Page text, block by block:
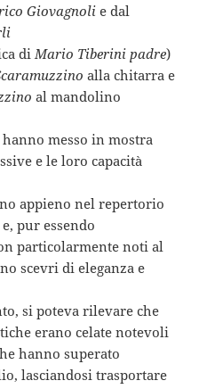
Giovagnoli e dal
di Mario Tiberini padre)
alla chitarra e
al mandolino
messo in mostra
e le loro capacità
appieno nel repertorio
pur essendo
particolarmente noti al
scevri di eleganza e
si poteva rilevare che
erano celate notevoli
hanno superato
lasciandosi trasportare